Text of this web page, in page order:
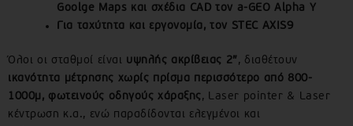
Goolge Maps και σχέδια CAD τον a-GEO Alpha Y
Για ταχύτητα και εργονομία, τον STEC AXIS9
Όλοι οι σταθμοί είναι υψηλής ακρίβειας 2” , διαθέτουν
ικανότητα μέτρησης χωρίς πρίσμα περισσότερο από 800-
1000μ, φωτεινούς οδηγούς χάραξης, Laser pointer & Laser
κέντρωση κ.α., ενώ παραδίδονται ελεγμένοι και